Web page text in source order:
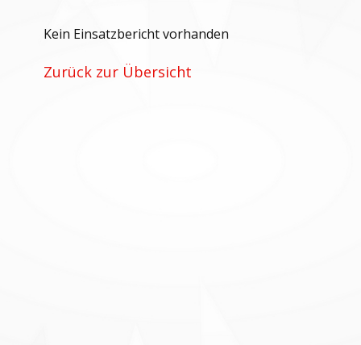
Kein Einsatzbericht vorhanden
Zurück zur Übersicht